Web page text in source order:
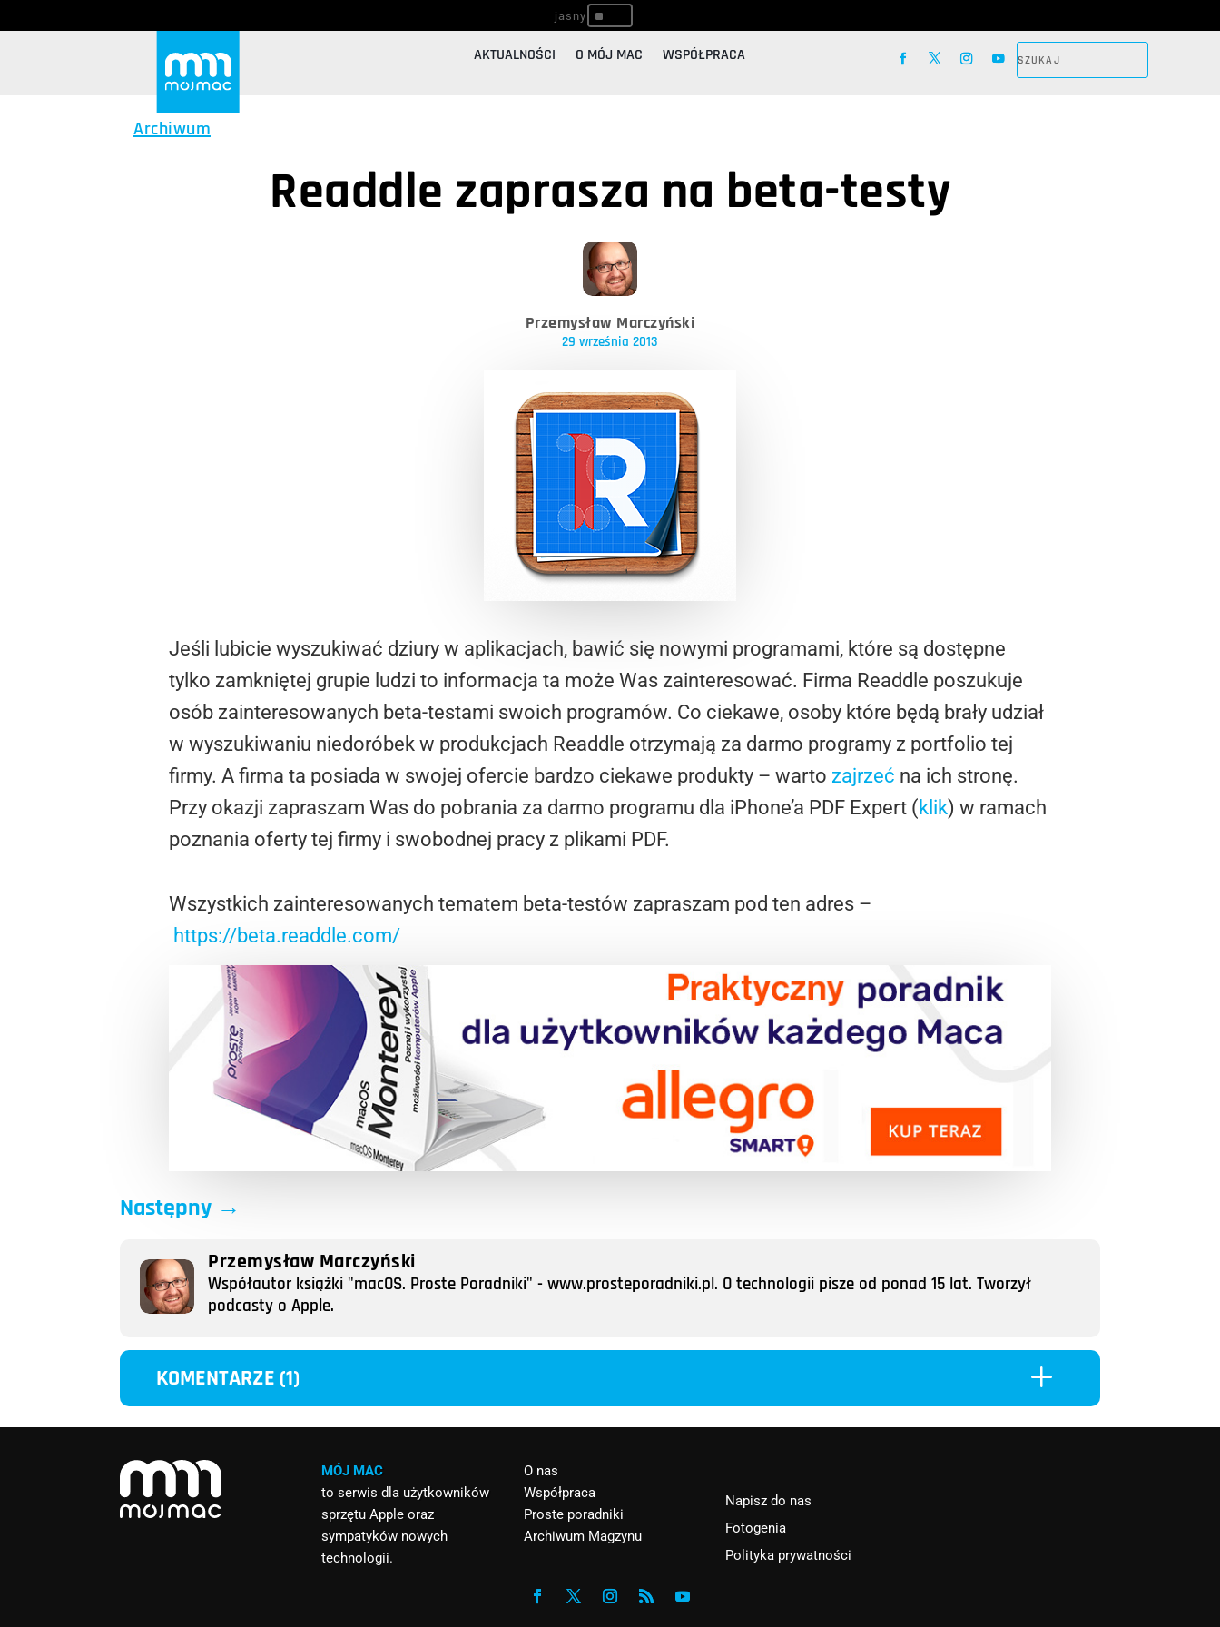
^
AKTUALNOŚCI O MÓJ MAC WSPÓŁPRACA
Archiwum
Readdle zaprasza na beta-testy
Przemysław Marczyński
29 września 2013
Jeśli lubicie wyszukiwać dziury w aplikacjach, bawić się nowymi programami, które są dostępne
tylko zamkniętej grupie ludzi to informacja ta może Was zainteresować. Firma Readdle poszukuje
osób zainteresowanych beta-testami swoich programów. Co ciekawe, osoby które będą brały udział
w wyszukiwaniu niedoróbek w produkcjach Readdle otrzymają za darmo programy z portfolio tej
firmy. A firma ta posiada w swojej ofercie bardzo ciekawe produkty – warto zajrzeć na ich stronę.
Przy okazji zapraszam Was do pobrania za darmo programu dla iPhone’a PDF Expert ( klik) w ramach
poznania oferty tej firmy i swobodnej pracy z plikami PDF.
Wszystkich zainteresowanych tematem beta-testów zapraszam pod ten adres –
https://beta.readdle.com/
Następny →
Przemysław Marczyński
Współautor książki "macOS. Proste Poradniki" - www.prosteporadniki.pl. O technologii pisze od ponad 15 lat. Tworzył
podcasty o Apple.
KOMENTARZE (1) L
MÓJ MAC
to serwis dla użytkowników
sprzętu Apple oraz
sympatyków nowych
technologii.
O nas
Współpraca
Proste poradniki
Archiwum Magzynu
Napisz do nas
Fotogenia
Polityka prywatności